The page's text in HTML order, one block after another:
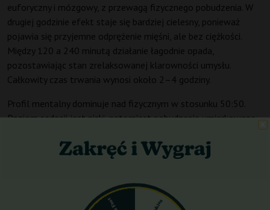
euforyczny i mózgowy, z przewagą fizycznego pobudzenia. W
drugiej godzinie efekt staje się bardziej cielesny, ponieważ
pojawia się przyjemne odprężenie mięśni, ale bez ciężkości.
Między 120 a 240 minutą działanie łagodnie opada,
pozostawiając stan zrelaksowanej klarowności umysłu.
Całkowity czas trwania wynosi około 2–4 godziny.
Profil mentalny dominuje nad fizycznym w stosunku 50:50.
Poziom sedacji jest niski, natomiast pobudzenie umiarkowane.
Apetyt jest wzmożony (efekt „munchies”). Rekomendowana
pora obejmuje dzień lub wczesne popołudnie, ponieważ
spotkaniach towarzyskich, spacerach czy lekkich pracach
domowych. Do skutków ubocznych należą suchość w ustach,